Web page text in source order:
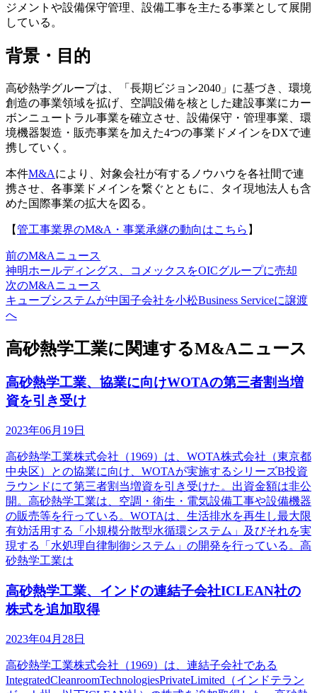
ジメントや設備保守管理、設備工事を主たる事業として展開
している。
背景・目的
高砂熱学グループは、「長期ビジョン2040」に基づき、環境
創造の事業領域を拡げ、空調設備を核とした建設事業にカー
ボンニュートラル事業を確立させ、設備保守・管理事業、環
境機器製造・販売事業を加えた4つの事業ドメインをDXで連
携していく。
本件M&Aにより、対象会社が有するノウハウを各社間で連
携させ、各事業ドメインを繋ぐとともに、タイ現地法人も含
めた国際事業の拡大を図る。
【管工事業界のM&A・事業承継の動向はこちら 】
前のM&Aニュース
神明ホールディングス、コメックスをOICグループに売却
次のM&Aニュース
キューブシステムが中国子会社を小松Business Serviceに譲渡
へ
高砂熱学工業に関連するM&Aニュース
高砂熱学工業、協業に向けWOTAの第三者割当増
資を引き受け
2023年06月19日
高砂熱学工業株式会社（1969）は、WOTA株式会社（東京都
中央区）との協業に向け、WOTAが実施するシリーズB投資
ラウンドにて第三者割当増資を引き受けた。出資金額は非公
開。高砂熱学工業は、空調・衛生・電気設備工事や設備機器
の販売等を行っている。WOTAは、生活排水を再生し最大限
有効活用する「小規模分散型水循環システム」及びそれを実
現する「水処理自律制御システム」の開発を行っている。高
砂熱学工業は
高砂熱学工業、インドの連結子会社ICLEAN社の
株式を追加取得
2023年04月28日
高砂熱学工業株式会社（1969）は、連結子会社である
IntegratedCleanroomTechnologiesPrivateLimited（インドテラン